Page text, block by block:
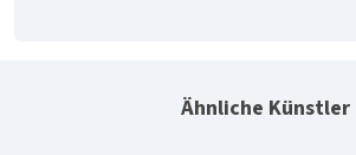
Ähnliche Künstler